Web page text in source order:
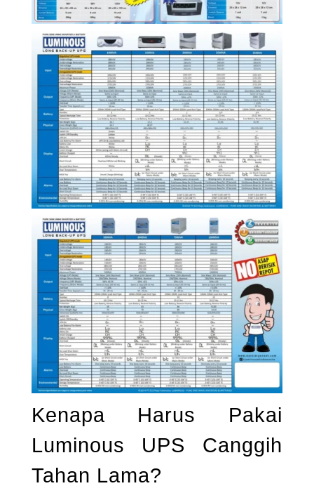
Kenapa Harus Pakai
Luminous UPS Canggih
Tahan Lama?